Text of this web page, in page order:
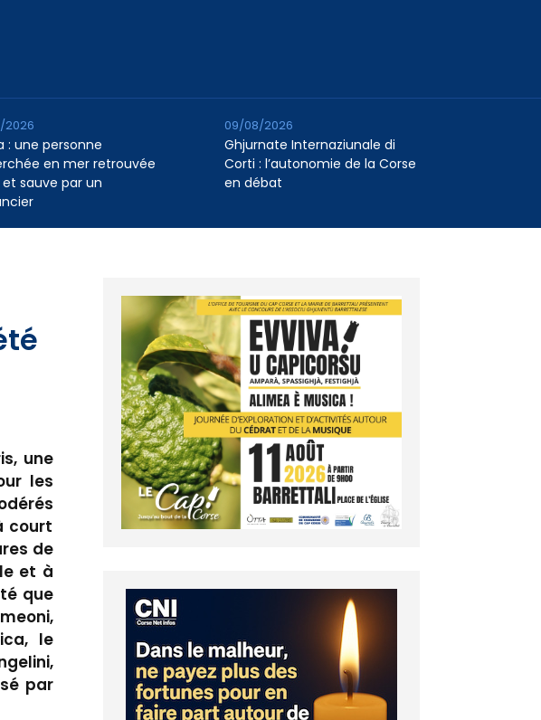
: une personne
en mer retrouvée
sauve par un
2026
Ghjurnate Internaziunale di
Corti : l’autonomie de la Corse
en débat
09/08/2026
une
les
court
de
et à
que
le
par